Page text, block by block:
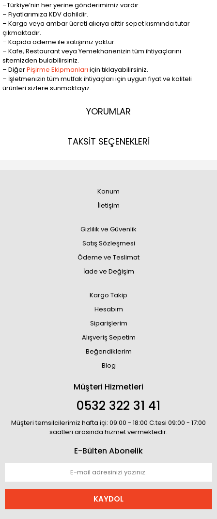
–Türkiye’nin her yerine gönderimimiz vardır.
– Fiyatlarımıza KDV dahildir.
– Kargo veya ambar ücreti alıcıya aittir sepet kısmında tutar
çıkmaktadır.
– Kapıda ödeme ile satışımız yoktur.
– Kafe, Restaurant veya Yemekhanenizin tüm ihtiyaçlarını
sitemizden bulabilirsiniz.
– DiğerPişirme Ekipmanları için tıklayabilirsiniz.
– İşletmenizin tüm mutfak ihtiyaçları için uygun fiyat ve kaliteli
ürünleri sizlere sunmaktayız.
YORUMLAR
TAKSİT SEÇENEKLERİ
Konum
İletişim
Gizlilik ve Güvenlik
Satış Sözleşmesi
Ödeme ve Teslimat
İade ve Değişim
Kargo Takip
Hesabım
Siparişlerim
Alışveriş Sepetim
Beğendiklerim
Blog
Müşteri Hizmetleri
0532 322 31 41
Müşteri temsilcilerimiz hafta içi: 09:00 - 18:00 C.tesi 09:00 - 17:00
saatleri arasında hizmet vermektedir.
E-Bülten Abonelik
KAYDOL